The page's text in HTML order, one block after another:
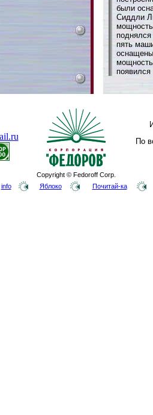
были
Сиддли
пять
появился
Copyright © Fedoroff Corp.
По
info Яблоко Почитай-ка